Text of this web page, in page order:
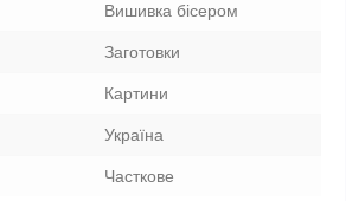
Вишивка бісером
Заготовки
Картини
Україна
Часткове